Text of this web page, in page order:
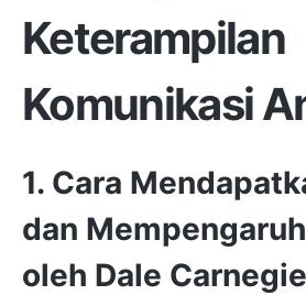
Keterampilan
Komunikasi
1. Cara
dan
oleh Dale Carnegie